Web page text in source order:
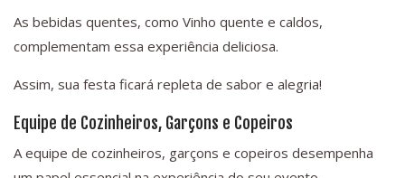
As bebidas quentes, como Vinho quente e caldos,
complementam essa experiência deliciosa.
Assim, sua festa ficará repleta de sabor e alegria!
Equipe de Cozinheiros, Garçons e Copeiros
A equipe de cozinheiros, garçons e copeiros desempenha